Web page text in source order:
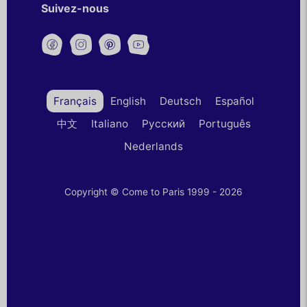
Suivez-nous
Français English Deutsch
Español
中文
Italiano Русский
Português
Nederlands
Copyright © Come to Paris 1999 - 2026